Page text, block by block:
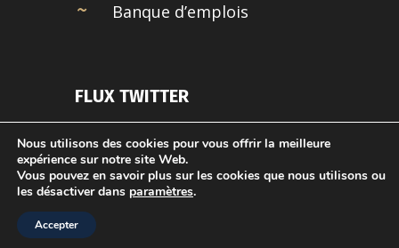
Banque d’emplois
FLUX TWITTER
Couldn't connect with Twitter
Nous utilisons des cookies pour vous offrir la meilleure
expérience sur notre site Web.
Vous pouvez en savoir plus sur les cookies que nous utilisons ou
les désactiver dans paramètres.
Accepter